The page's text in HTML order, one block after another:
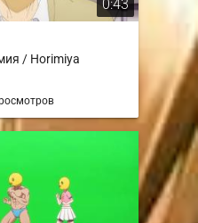
no Na wa.
Tetra-pot
из OVA 7
город
アレッ
0:43
/ Horimiya